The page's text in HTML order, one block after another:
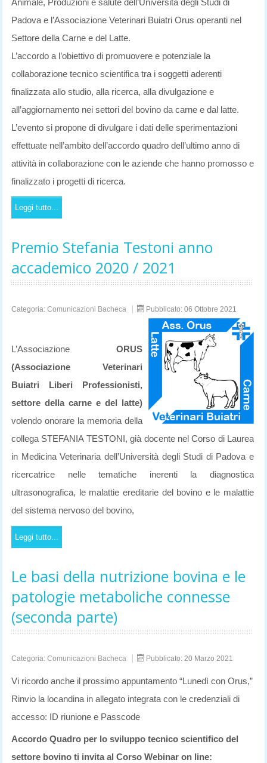
Padova e l’Associazione Veterinari Buiatri Orus operanti nel
Settore della Carne e del Latte.
L’accordo a l’obiettivo di promuovere e potenziale la
collaborazione tecnico scientifica tra i soggetti aderenti
finalizzata allo studio, alla ricerca, alla divulgazione e
all’aggiornamento nei settori del bovino da carne e dal latte.
L’evento si propone di divulgare i dati delle sperimentazioni
effettuate nell’ambito dell’accordo quadro dell’ultimo anno di
attività in collaborazione con le aziende che hanno promosso e
finalizzato i progetti di ricerca.
Leggi tutto...
Premio Stefania Testoni anno
accademico 2020 / 2021
Categoria: Comunicazioni Bacheca Pubblicato: 06 Ottobre 2021
L’AssociazioneORUS
(Associazione Veterinari
Buiatri Liberi Professionisti,
settore della carne e del latte)
volendo onorare la memoria della
collega STEFANIA TESTONI, già docente nel Corso di Laurea
in Medicina Veterinaria dell’Università degli Studi di Padova e
ricercatrice nelle tematiche inerenti la diagnostica
ultrasonografica, le malattie ereditarie del bovino e le malattie
del sistema nervoso del bovino,
Leggi tutto...
Le basi della nutrizione bovina e le
patologie metaboliche connesse
(seconda parte)
Categoria: Comunicazioni Bacheca Pubblicato: 20 Marzo 2021
Vi ricordo anche il prossimo appuntamento “Lunedì con Orus,”
Rinvio la locandina in allegato integrata con le credenziali di
accesso: ID riunione e Passcode
Accordo Quadro per lo sviluppo tecnico scientifico del
settore bovino ti invita al Corso Webinar on line: